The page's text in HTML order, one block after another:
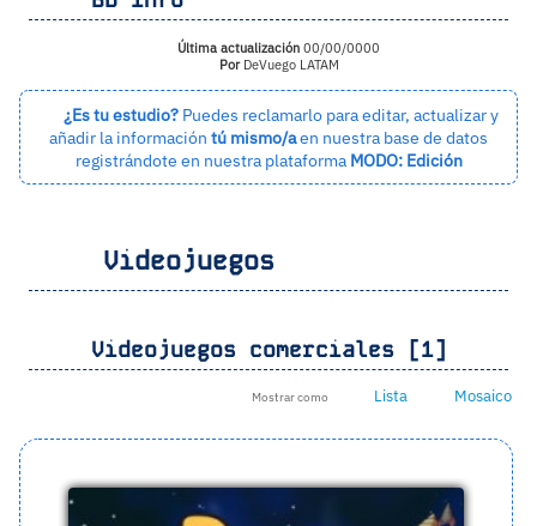
Última actualización 00/00/0000
PorDeVuego LATAM
¿Es tu estudio? Puedes reclamarlo para editar, actualizar y
añadir la información tú mismo/aen nuestra base de datos
registrándote en nuestra plataforma MODO: Edición
Videojuegos
Videojuegos comerciales [1]
Mostrar como Lista Mosaico